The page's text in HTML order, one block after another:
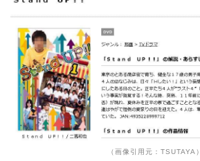
（画像引用元：TSUTAYA）